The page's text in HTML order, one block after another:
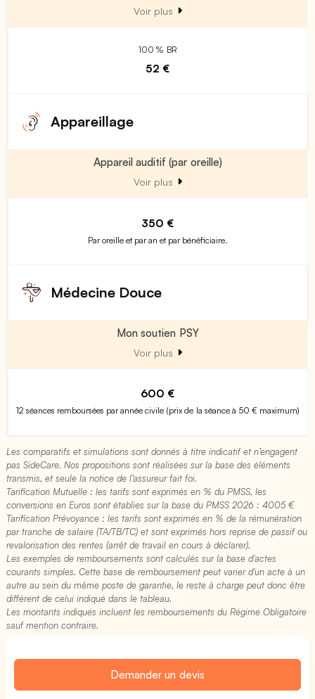
Voir plus
100 % BR
52 €
Appareillage
Appareil auditif (par oreille)
Voir plus
350 €
Par oreille et par an et par bénéficiaire.
Médecine Douce
Mon soutien PSY
Voir plus
600 €
12 séances remboursées par année civile (prix de la séance à 50 € maximum)
Les comparatifs et simulations sont donnés à titre indicatif et n’engagent
pas SideCare. Nos propositions sont réalisées sur la base des éléments
transmis, et seule la notice de l’assureur fait foi.
Tarification Mutuelle : les tarifs sont exprimés en % du PMSS, les
conversions en Euros sont établies sur la base du PMSS 2026 : 4005 €​
Tarification Prévoyance : les tarifs sont exprimés en % de la rémunération
par tranche de salaire (TA/TB/TC) et sont exprimés hors reprise de passif ou
revalorisation des rentes (arrêt de travail en cours à déclarer).
Les exemples de remboursements sont calculés sur la base d'actes
courants simples. Cette base de remboursement peut varier d'un acte à un
autre au sein du même poste de garantie, le reste à charge peut donc être
différent de celui indiqué dans le tableau.
Les montants indiqués incluent les remboursements du Régime Obligatoire
sauf mention contraire.
Demander un devis